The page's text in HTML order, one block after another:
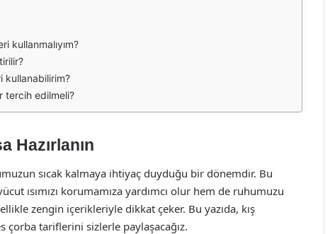
kullanmalıyım?
kullanabilirim?
tercih edilmeli?
Hazırlanın
sıcak kalmaya ihtiyaç duyduğu bir dönemdir. Bu
ısımızı korumamıza yardımcı olur hem de ruhumuzu
zengin içerikleriyle dikkat çeker. Bu yazıda, kış
çorba tariflerini sizlerle paylaşacağız.